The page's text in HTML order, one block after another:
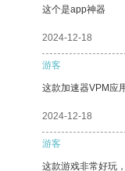
这个是app神器
2024-12-18
游客
这款加速器VPM应
2024-12-18
游客
这款游戏非常好玩